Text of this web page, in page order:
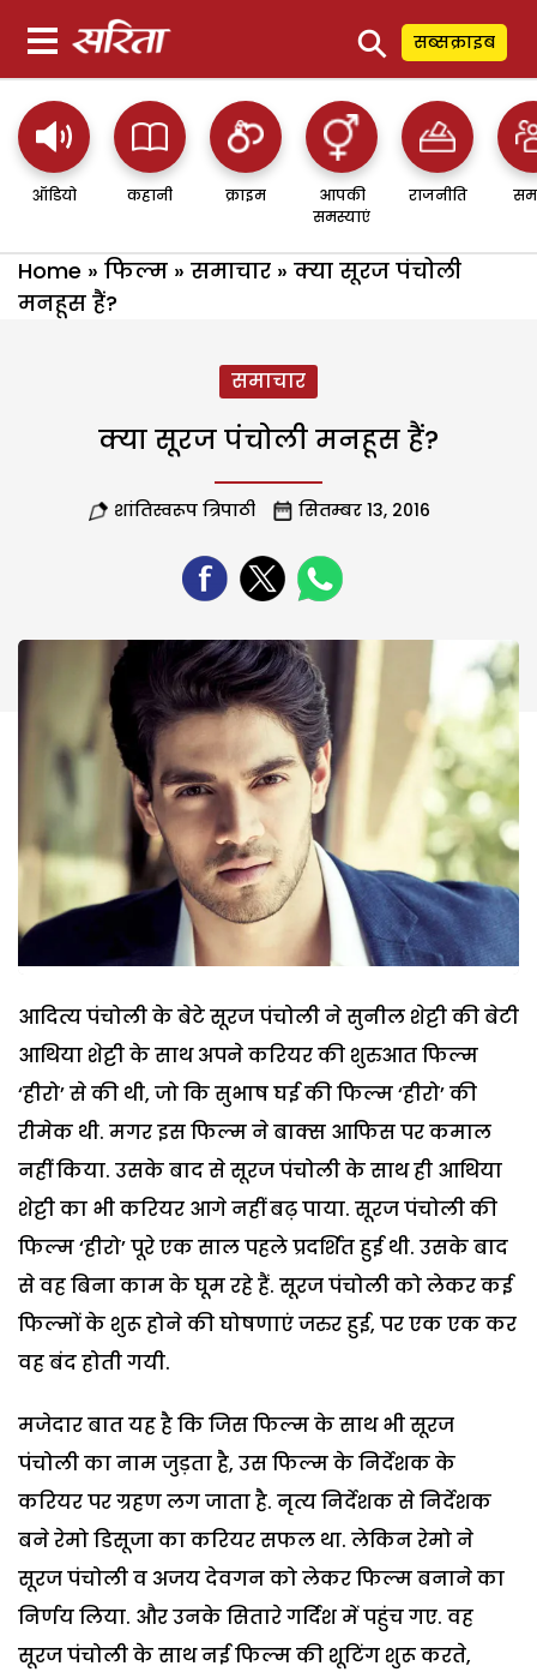
⚲ सब्सक्राइब
ऑडियो कहानी क्राइम
आपकी
समस्याएं
राजनीति
Home » फिल्म » समाचार » क्या सूरज पंचोली
मनहूस हैं?
समाचार
क्या सूरज पंचोली मनहूस हैं?
शांतिस्वरूप त्रिपाठी सितम्बर 13, 2016
आदित्य पंचोली के बेटे सूरज पंचोली ने सुनील शेट्टी की बेटी
आथिया शेट्टी के साथ अपने करियर की शुरुआत फिल्म
‘हीरो’ से की थी, जो कि सुभाष घई की फिल्म ‘हीरो’ की
रीमेक थी. मगर इस फिल्म ने बाक्स आफिस पर कमाल
नहीं किया. उसके बाद से सूरज पंचोली के साथ ही आथिया
शेट्टी का भी करियर आगे नहीं बढ़ पाया. सूरज पंचोली की
फिल्म ‘हीरो’ पूरे एक साल पहले प्रदर्शित हुई थी. उसके बाद
से वह बिना काम के घूम रहे हैं. सूरज पंचोली को लेकर कई
फिल्मों के शुरू होने की घोषणाएं जरुर हुई, पर एक एक कर
वह बंद होती गयी.
मजेदार बात यह है कि जिस फिल्म के साथ भी सूरज
पंचोली का नाम जुड़ता है, उस फिल्म के निर्देशक के
करियर पर ग्रहण लग जाता है. नृत्य निर्देशक से निर्देशक
बने रेमो डिसूजा का करियर सफल था. लेकिन रेमो ने
सूरज पंचोली व अजय देवगन को लेकर फिल्म बनाने का
निर्णय लिया. और उनके सितारे गर्दिश में पहुंच गए. वह
सूरज पंचोली के साथ नई फिल्म की शूटिंग शुरू करते,